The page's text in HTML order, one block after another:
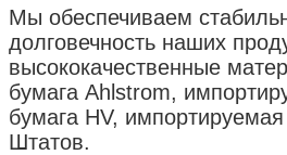
Мы обеспечиваем
долговечность наших
высококачественные
бумага Ahlstrom,
бумага HV,
Штатов.